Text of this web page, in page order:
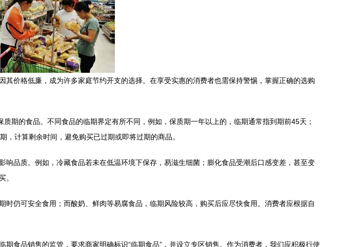
价格低廉，成为许多家庭节约开支的选择。在享受实惠的消费者也需保持警惕，掌握正确的选购
期的食品。不同食品的临期界定有所不同，例如，保质期一年以上的，临期通常指到期前45天；
计算剩余时间，避免购买已过期或即将过期的商品。
品质。例如，冷藏食品若未在低温环境下保存，易滋生细菌；膨化食品受潮后口感变差，甚至变
。
仍可安全食用；而酸奶、鲜肉等易腐食品，临期风险较高，购买后应尽快食用。消费者应根据自
食品销售的监管，要求商家明确标识“临期食品”，并设立专区销售。作为消费者，我们应积极行使